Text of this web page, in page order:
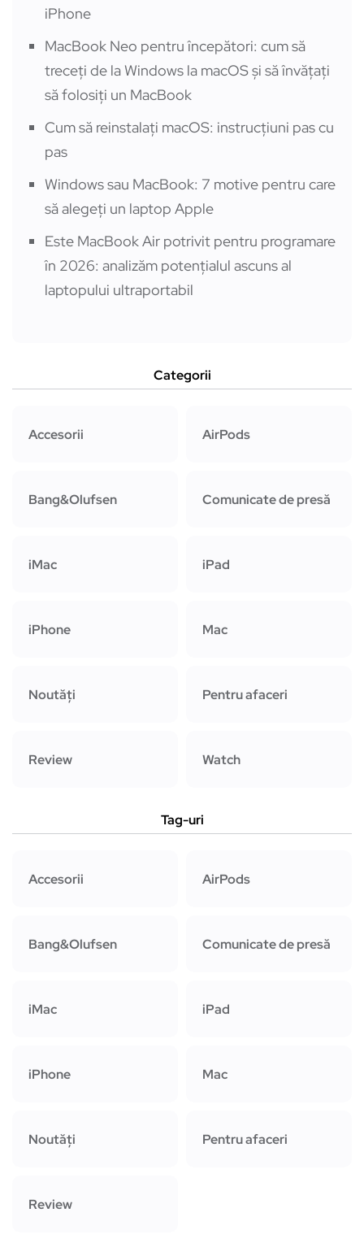
iPhone
MacBook Neo pentru începători: cum să
treceți de la Windows la macOS și să învățați
să folosiți un MacBook
Cum să reinstalați macOS: instrucțiuni pas cu
pas
Windows sau MacBook: 7 motive pentru care
să alegeți un laptop Apple
Este MacBook Air potrivit pentru programare
în 2026: analizăm potențialul ascuns al
laptopului ultraportabil
Categorii
Accesorii AirPods
Bang&Olufsen Comunicate de presă
iMac iPad
iPhone Mac
Noutăți Pentru afaceri
Review Watch
Tag-uri
Accesorii AirPods
Bang&Olufsen Comunicate de presă
iMac iPad
iPhone Mac
Noutăți Pentru afaceri
Review